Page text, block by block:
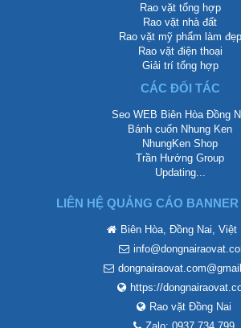
Rao vặt tổng hợp
Rao vặt nhà đất
Rao vặt mỹ phẩm làm đẹp
Rao vặt điện thoại
Giải trí tổng hợp
CÁC ĐỐI TÁC
Seo WEB Biên Hòa Đồng
Bánh cuốn Nhung Ken
NhungKen Shop
Trần Hướng Group
Updating...
LIÊN HỆ QUẢNG CÁO
Biên Hòa, Đồng Nai, Việt
https://
Rao vặt Đồng Nai